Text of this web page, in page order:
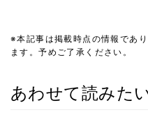
※本記事は掲載時点の情報であ
ます。予めご了承ください。
あわせて読みた